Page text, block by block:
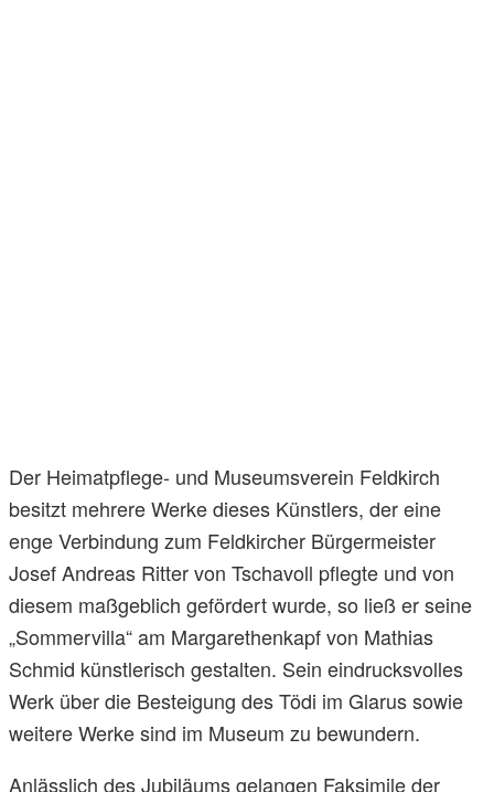
Der Heimatpflege- und Museumsverein Feldkirch
besitzt mehrere Werke dieses Künstlers, der eine
enge Verbindung zum Feldkircher Bürgermeister
Josef Andreas Ritter von Tschavoll pflegte und von
diesem maßgeblich gefördert wurde, so ließ er seine
„Sommervilla“ am Margarethenkapf von Mathias
Schmid künstlerisch gestalten. Sein eindrucksvolles
Werk über die Besteigung des Tödi im Glarus sowie
weitere Werke sind im Museum zu bewundern.
Anlässlich des Jubiläums gelangen Faksimile der